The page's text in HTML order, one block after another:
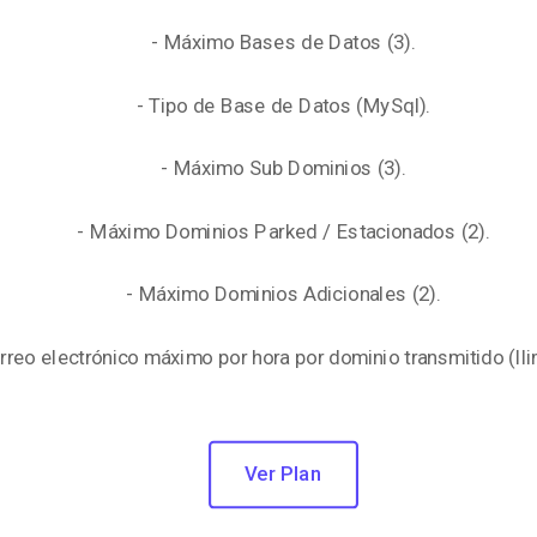
- Máximo Bases de Datos (3).
- Tipo de Base de Datos (MySql).
- Máximo Sub Dominios (3).
- Máximo Dominios Parked / Estacionados (2).
- Máximo Dominios Adicionales (2).
electrónico máximo por hora por dominio transmitido
Ver Plan